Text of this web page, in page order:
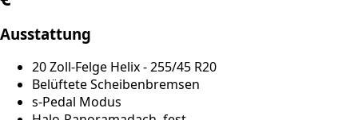
Ausstattung
20 Zoll-Felge Helix - 255/45 R20
Belüftete Scheibenbremsen
s-Pedal Modus